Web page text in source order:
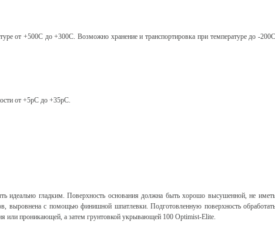
от +500С до +300С. Возможно хранение и транспортировка при температуре до -200С
от +5pС до +35pС.
идеально гладким. Поверхность основания должна быть хорошо высушенной, не иметь
выровнена с помощью финишной шпатлевки. Подготовленную поверхность обработать
или проникающей, а затем грунтовкой укрывающей 100 Optimist-Elite.